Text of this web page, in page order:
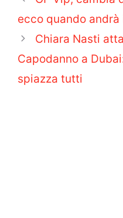
ecco quando andrà
Chiara Nasti
Capodanno a
spiazza tutti